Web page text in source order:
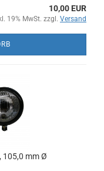
10,00 EUR
19% MwSt. zzgl. Versand
105,0 mm Ø